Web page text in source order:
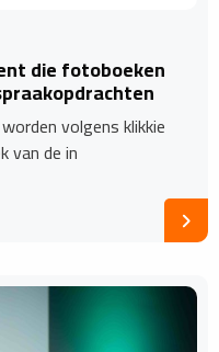
die fotoboeken
volgens klikkie
van de in